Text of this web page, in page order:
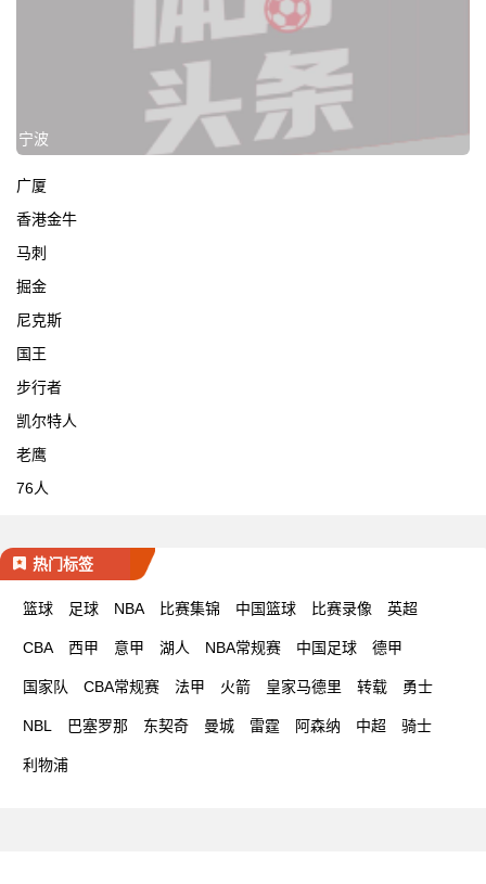
宁波
广厦
香港金牛
马刺
掘金
尼克斯
国王
步行者
凯尔特人
老鹰
76人
热门标签
篮球 足球 NBA 比赛集锦 中国篮球 比赛录像 英超
CBA 西甲 意甲 湖人 NBA常规赛 中国足球 德甲
国家队 CBA常规赛 法甲 火箭 皇家马德里 转载 勇士
NBL 巴塞罗那 东契奇 曼城 雷霆 阿森纳 中超 骑士
利物浦